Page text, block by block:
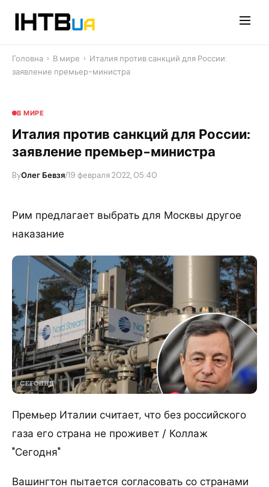
Головна › В мире › Италия против санкций для России:
заявление премьер-министра
В МИРЕ
Италия против санкций для России:
заявление премьер-министра
ByОлег Бевзя/19 февраля 2022, 05:40
Рим предлагает выбрать для Москвы другое
наказание
Премьер Италии считает, что без российского
газа его страна не проживет / Коллаж
"Сегодня"
Вашингтон пытается согласовать со странами